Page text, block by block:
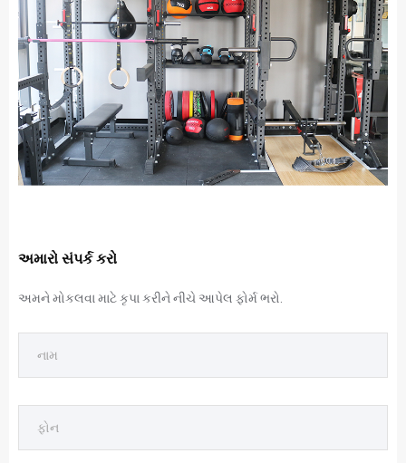
અમારો સંપર્ક કરો
અમને મોકલવા માટે કૃપા કરીને નીચે આપેલ ફોર્મ ભરો.